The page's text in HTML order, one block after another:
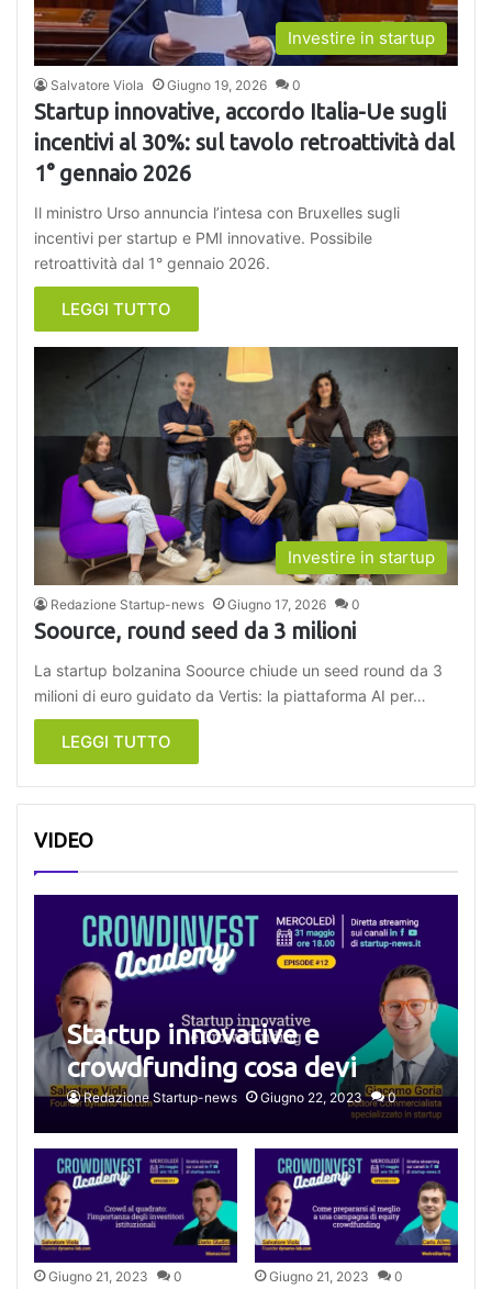
Investire in startup
Salvatore Viola Giugno 19, 2026 0
Startup innovative, accordo Italia-Ue sugli
incentivi al 30%: sul tavolo retroattività dal
1° gennaio 2026
Il ministro Urso annuncia l’intesa con Bruxelles sugli
incentivi per startup e PMI innovative. Possibile
retroattività dal 1° gennaio 2026.
LEGGI TUTTO
Investire in startup
Redazione Startup-news Giugno 17, 2026 0
Soource, round seed da 3 milioni
La startup bolzanina Soource chiude un seed round da 3
milioni di euro guidato da Vertis: la piattaforma AI per…
LEGGI TUTTO
VIDEO
Startup innovative e
crowdfunding cosa devi
sapere
Redazione Startup-news Giugno 22, 2023 0
Giugno 21, 2023 0 Giugno 21, 2023 0